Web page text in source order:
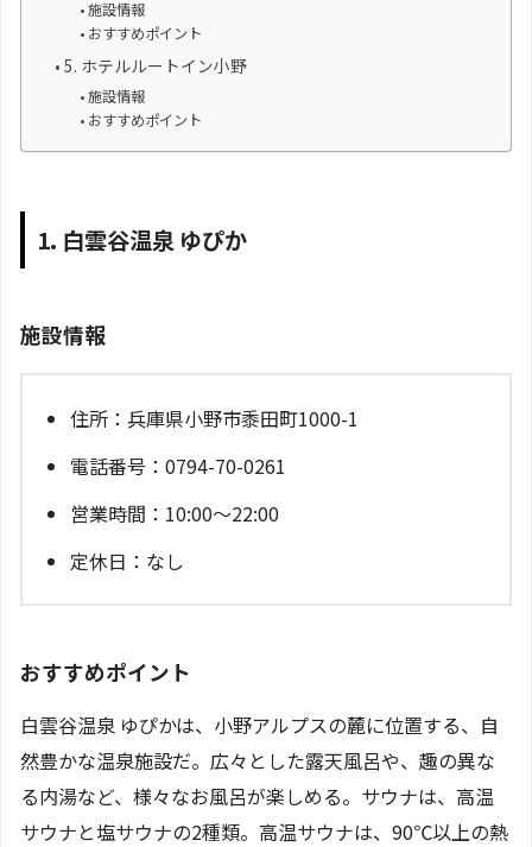
施設情報
おすすめポイント
5. ホテルルートイン小野
施設情報
おすすめポイント
1. 白雲谷温泉 ゆぴか
施設情報
住所：兵庫県小野市黍田町1000-1
電話番号：0794-70-0261
営業時間：10:00～22:00
定休日：なし
おすすめポイント
白雲谷温泉 ゆぴかは、小野アルプスの麓に位置する、自
然豊かな温泉施設だ。広々とした露天風呂や、趣の異な
る内湯など、様々なお風呂が楽しめる。サウナは、高温
サウナと塩サウナの2種類。高温サウナは、90℃以上の熱